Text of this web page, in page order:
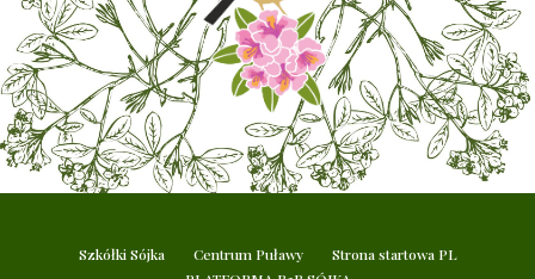
Szkółki Sójka Centrum Puławy
Strona startowa PL